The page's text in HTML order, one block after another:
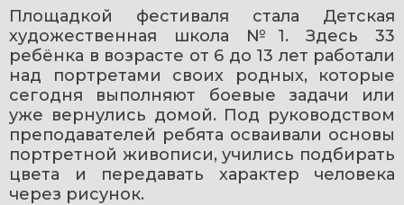
Площадкой фестиваля стала Детская
художественная школа №1. Здесь 33
ребёнка в возрасте от 6 до 13 лет работали
над портретами своих родных, которые
сегодня выполняют боевые задачи или
уже вернулись домой. Под руководством
преподавателей ребята осваивали основы
портретной живописи, учились подбирать
цвета и передавать характер человека
через рисунок.